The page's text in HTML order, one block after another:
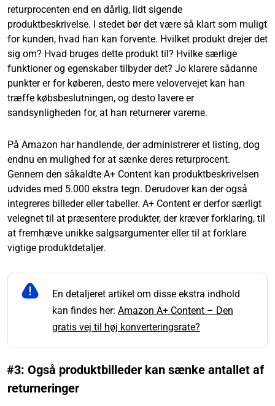
returprocenten end en dårlig, lidt sigende
produktbeskrivelse. I stedet bør det være så klart som muligt
for kunden, hvad han kan forvente. Hvilket produkt drejer det
sig om? Hvad bruges dette produkt til? Hvilke særlige
funktioner og egenskaber tilbyder det? Jo klarere sådanne
punkter er for køberen, desto mere velovervejet kan han
træffe købsbeslutningen, og desto lavere er
sandsynligheden for, at han returnerer varerne.
På Amazon har handlende, der administrerer et listing, dog
endnu en mulighed for at sænke deres returprocent.
Gennem den såkaldte A+ Content kan produktbeskrivelsen
udvides med 5.000 ekstra tegn. Derudover kan der også
integreres billeder eller tabeller. A+ Content er derfor særligt
velegnet til at præsentere produkter, der kræver forklaring, til
at fremhæve unikke salgsargumenter eller til at forklare
vigtige produktdetaljer.
En detaljeret artikel om disse ekstra indhold
kan findes her: Amazon A+ Content – Den
gratis vej til høj konverteringsrate?
#3: Også produktbilleder kan sænke antallet af
returneringer